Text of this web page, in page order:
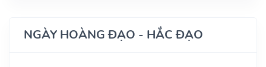
NGÀY HOÀNG ĐẠO - HẮC ĐẠO